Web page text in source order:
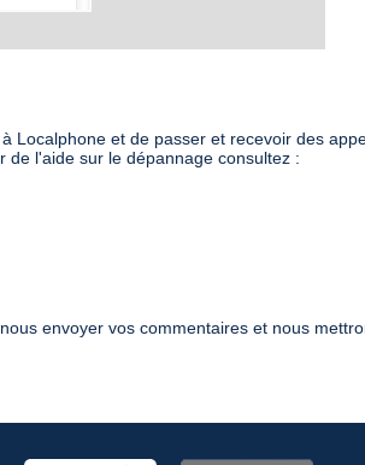
Localphone et de passer et recevoir des
de l'aide sur le dépannage consultez :
envoyer vos commentaires et nous